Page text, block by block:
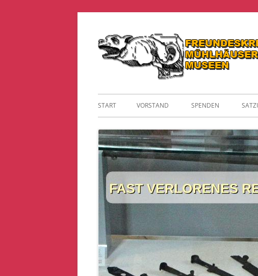
Primäres
Menü
START VORSTAND SPENDEN